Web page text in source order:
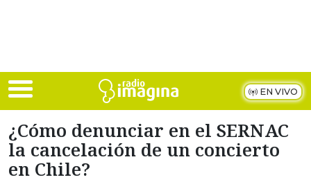
EN VIVO
¿Cómo denunciar en el SERNAC
la cancelación de un concierto
en Chile?